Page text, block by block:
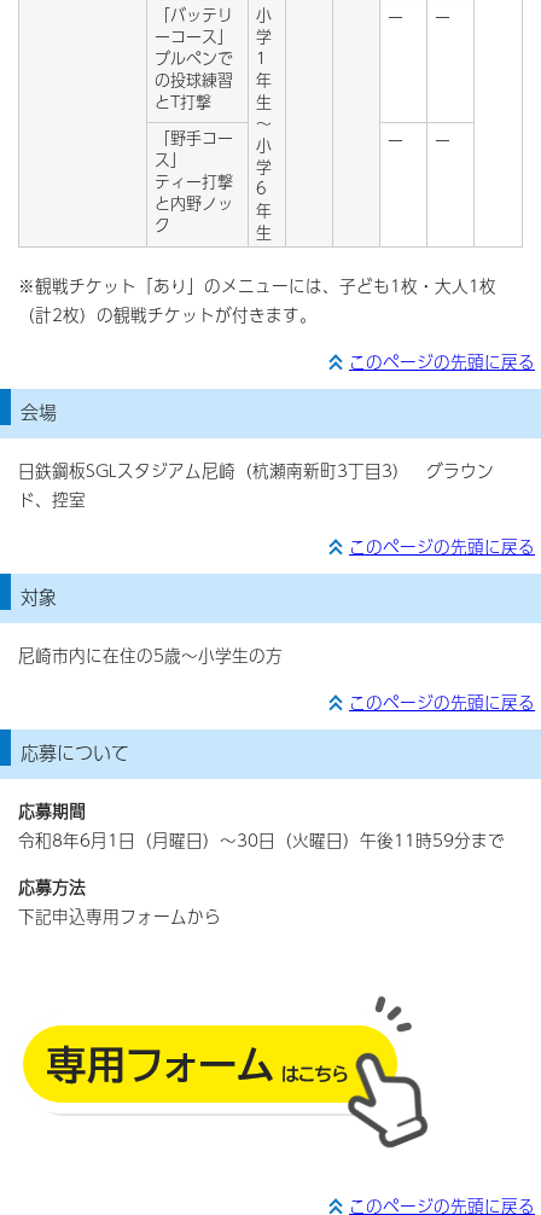
「バッテリ
ーコース」
ブルペンで
の投球練習
とT打撃
小
学
1
年
生
～
小
学
6
年
生
ー ー
「野手コー
ス」
ティー打撃
と内野ノッ
ク
ー ー
※観戦チケット「あり」のメニューには、子ども1枚・大人1枚
（計2枚）の観戦チケットが付きます。
このページの先頭に戻る
会場
日鉄鋼板SGLスタジアム尼崎（杭瀬南新町3丁目3） グラウン
ド、控室
このページの先頭に戻る
対象
尼崎市内に在住の5歳～小学生の方
このページの先頭に戻る
応募について
応募期間
令和8年6月1日（月曜日）～30日（火曜日）午後11時59分まで
応募方法
下記申込専用フォームから
このページの先頭に戻る